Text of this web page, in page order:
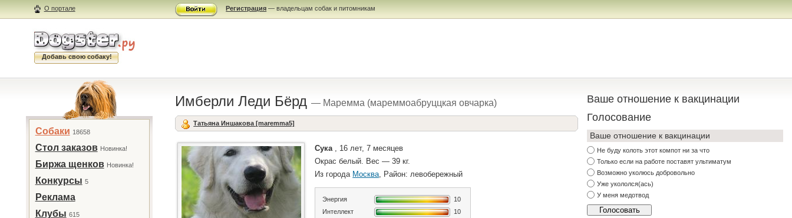
О портале Регистрация — владельцам собак и питомникам
Добавь свою собаку!
Собаки 18658
Стол заказов Новинка!
Биржа щенков Новинка!
Конкурсы 5
Реклама
Клубы 615
Имберли Леди Бёрд— Маремма (мареммоабруццкая овчарка)
Татьяна Иншакова [maremma5]
Сука , 16 лет, 7 месяцев
Окрас белый. Вес — 39 кг.
Из города Москва, Район: левобережный
Энергия
10
Интеллект
10
Ваше отношение к вакцинации
Голосование
Ваше отношение к вакцинации
Не буду колоть этот компот ни за что
Только если на работе поставят ультиматум
Возможно уколюсь добровольно
Уже укололся(ась)
У меня медотвод